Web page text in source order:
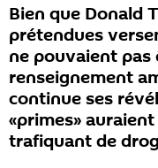
Bien que Donald
prétendues
ne pouvaient
renseignement
continue ses
«primes»
trafiquant de